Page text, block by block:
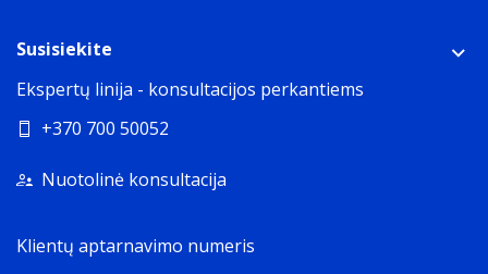
Susisiekite
Ekspertų linija - konsultacijos perkantiems
+370 700 50052
Nuotolinė konsultacija
Klientų aptarnavimo numeris